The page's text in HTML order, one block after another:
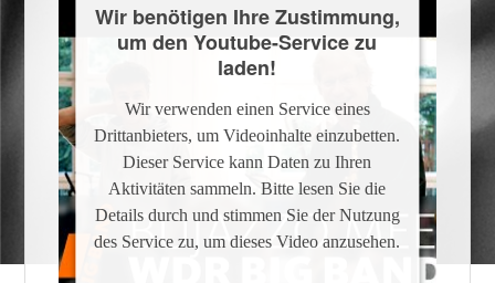
Wir benötigen Ihre Zustimmung,
um den Youtube-Service zu
laden!
Wir verwenden einen Service eines
Drittanbieters, um Videoinhalte einzubetten.
Dieser Service kann Daten zu Ihren
Aktivitäten sammeln. Bitte lesen Sie die
Details durch und stimmen Sie der Nutzung
des Service zu, um dieses Video anzusehen.